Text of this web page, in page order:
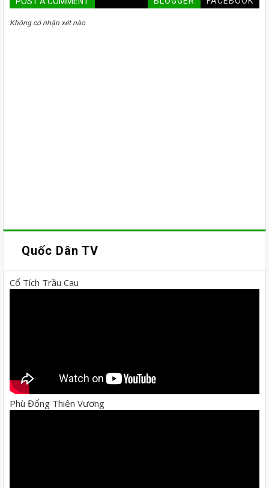
Không có nhận xét nào
Quốc Dân TV
Cổ Tích Trầu Cau
Phù Đổng Thiên Vương